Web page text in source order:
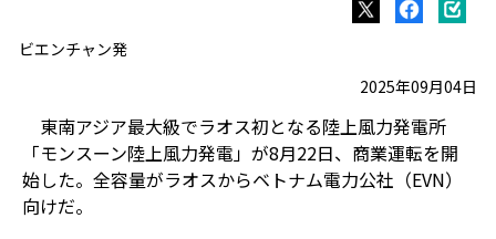
ビエンチャン発
2025年09月04日
東南アジア最大級でラオス初となる陸上風力発電所
「モンスーン陸上風力発電」が8月22日、商業運転を開
始した。全容量がラオスからベトナム電力公社（EVN）
向けだ。